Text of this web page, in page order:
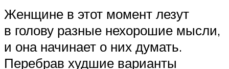
Женщине в этот момент лезут
в голову разные нехорошие мысли,
и она начинает о них думать.
Перебрав худшие варианты